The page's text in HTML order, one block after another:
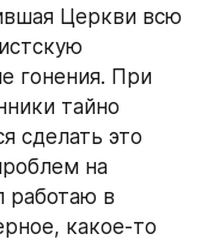
Церкви всю
гонения. При
тайно
сделать это
на
работаю в
какое-то